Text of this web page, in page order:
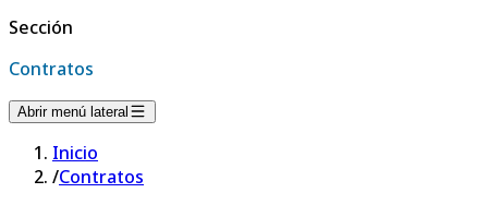
Sección
Contratos
Abrir menú lateral
Inicio
/Contratos